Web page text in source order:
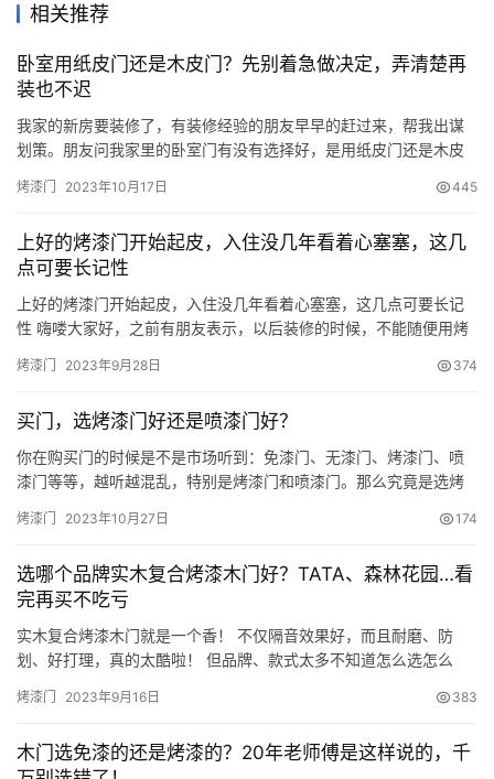
相关推荐
卧室用纸皮门还是木皮门？先别着急做决定，弄清楚再
装也不迟
我家的新房要装修了，有装修经验的朋友早早的赶过来，帮我出谋
划策。朋友问我家里的卧室门有没有选择好，是用纸皮门还是木皮
完我的疑虑之后，给我详细地解释了一下。朋友解释说木皮门是在
到底用哪一种好，朋友先是将两者对比，给我分析出两种门的之间
的区别。…
烤漆门 2023年10月17日 445
上好的烤漆门开始起皮，入住没几年看着心塞塞，这几
点可要长记性
上好的烤漆门开始起皮，入住没几年看着心塞塞，这几点可要长记
性 嗨喽大家好，之前有朋友表示，以后装修的时候，不能随便用烤
的门就开始出现漆面的裂缝，并且开始一块一块的剥脱，门的美观
勉强的粘一下，以后还是会大面积的掉下来，到时候这个门就基本
报废了，…
烤漆门 2023年9月28日 374
买门，选烤漆门好还是喷漆门好？
你在购买门的时候是不是市场听到：免漆门、无漆门、烤漆门、喷
漆门等等，越听越混乱，特别是烤漆门和喷漆门。那么究竟是选烤
看什么是烤漆？什么是喷漆？ 烤漆：是油漆涂料的一个种类，一般
用的广泛一点。顾名思义，高温和低温的差别就在温度啦。 喷漆：
喷漆…
烤漆门 2023年10月27日 174
选哪个品牌实木复合烤漆木门好？TATA、森林花园…看
完再买不吃亏
实木复合烤漆木门就是一个香！ 不仅隔音效果好，而且耐磨、防
划、好打理，真的太酷啦！ 但品牌、款式太多不知道怎么选怎么
据自己预算和需求选择吧！ 金迪木门 型号：F02B-101 类型：实木
页、门吸 漆面：巴德式漆 内部填充：…
烤漆门 2023年9月16日 383
木门选免漆的还是烤漆的？20年老师傅是这样说的，千